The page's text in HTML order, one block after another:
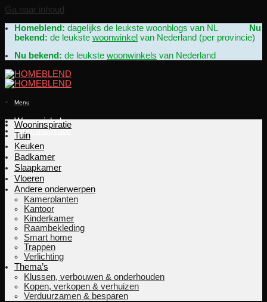
Ga naar inhoud
Homeblend: dagelijks de leukste woonblogs van NL Nu
bekend: de leukste woonwinkel van Nederland (per provincie)
Nu bekend: de leukste woonwinkels van Nederland
Menu
Woonwinkels
Wooninspiratie
Wooninspiratie
Tuin
Keuken
Badkamer
Slaapkamer
Vloeren
Andere onderwerpen
Kamerplanten
Kantoor
Kinderkamer
Raambekleding
Smart home
Trappen
Verlichting
Thema’s
Klussen, verbouwen & onderhouden
Kopen, verkopen & verhuizen
Verduurzamen & besparen